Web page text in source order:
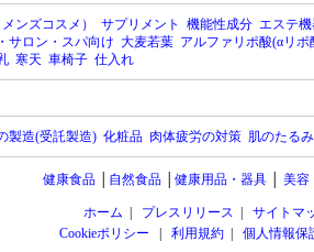
ンズコスメ） サプリメント 機能性成分 エステ
サロン・スパ向け 大麦若葉 アルファリポ酸(αリポ
寒天 車椅子 仕入れ
製造(受託製造) 化粧品 肉体疲労の対策 肌のたる
健康食品│ 自然食品│ 健康用品・器具│ 美容
ホーム プレスリリース
サイトマ
Cookieポリシー
利用規約| 個人情報保